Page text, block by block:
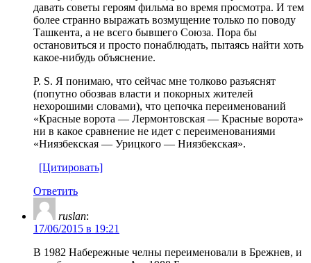
давать советы героям фильма во время просмотра. И тем
более странно выражать возмущение только по поводу
Ташкента, а не всего бывшего Союза. Пора бы
остановиться и просто понаблюдать, пытаясь найти хоть
какое-нибудь объяснение.
P. S. Я понимаю, что сейчас мне толково разъяснят
(попутно обозвав власти и покорных жителей
нехорошими словами), что цепочка переименований
«Красные ворота — Лермонтовская — Красные ворота»
ни в какое сравнение не идет с переименованиями
«Ниязбекская — Урицкого — Ниязбекская».
[Цитировать]
Ответить
ruslan:
17/06/2015 в 19:21
В 1982 Набережные челны переименовали в Брежнев, и